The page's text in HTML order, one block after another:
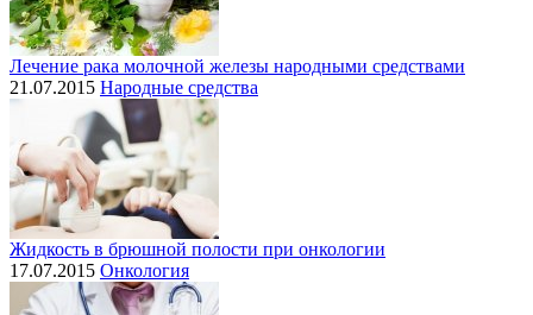
Лечение рака молочной железы народными средствами
21.07.2015 Народные средства
Жидкость в брюшной полости при онкологии
17.07.2015 Онкология